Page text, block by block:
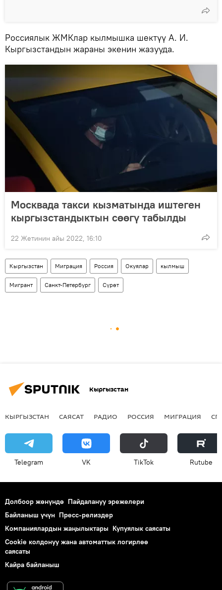
Россиялык ЖМКлар кылмышка шектүү А. И.
Кыргызстандын жараны экенин жазууда.
Москвада такси кызматында иштеген
кыргызстандыктын сөөгү табылды
22 Жетинин айы 2022, 16:10
Кыргызстан Миграция Россия Окуялар кылмыш
Мигрант Санкт-Петербург Сүрөт
Кыргызстан
КЫРГЫЗСТАН САЯСАТ РАДИО РОССИЯ МИГРАЦИЯ
Telegram VK ТikТоk Rutube
Долбоор жөнүндө Пайдалануу эрежелери
Байланыш үчүн Пресс-релиздер
Компаниялардын жаңылыктары Купуялык саясаты
Cookie колдонуу жана автоматтык логирлөө
саясаты
Кайра байланыш